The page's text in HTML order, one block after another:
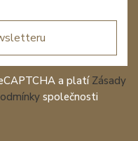
a platí Zásady
společnosti